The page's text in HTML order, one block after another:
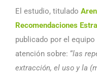
El estudio, titulado
Recomendaciones
publicado por el equipo
atención sobre: “las
extracción, el uso y la